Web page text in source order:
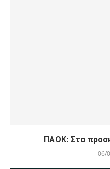
ΠΑΟΚ: Στο
06/